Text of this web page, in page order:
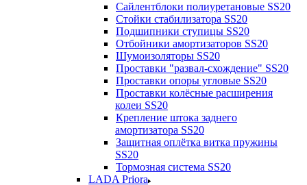
Сайлентблоки полиуретановые SS20
Стойки стабилизатора SS20
Подшипники ступицы SS20
Отбойники амортизаторов SS20
Шумоизоляторы SS20
Проставки "развал-схождение" SS20
Проставки опоры угловые SS20
Проставки колёсные расширения
колеи SS20
Крепление штока заднего
амортизатора SS20
Защитная оплётка витка пружины
SS20
Тормозная система SS20
LADA Priora